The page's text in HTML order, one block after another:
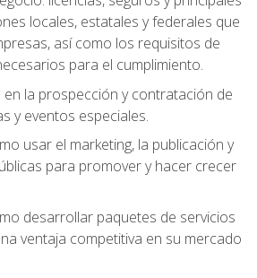
locales, estatales y federales que
así como los requisitos de
para el cumplimiento.
la prospección y contratación de
y eventos especiales.
usar el marketing, la publicación y
para promover y hacer crecer
desarrollar paquetes de servicios
ventaja competitiva en su mercado